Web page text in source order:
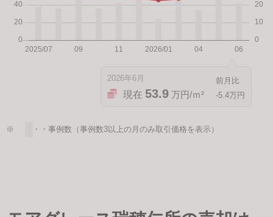
2026年6月
現在 53.9 万円/ｍ² -5.4万円
※ ・・・事例数（事例数3以上の月のみ取引価格を表示）